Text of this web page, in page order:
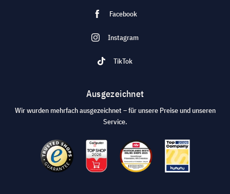
Facebook
Instagram
TikTok
Ausgezeichnet
Wir wurden mehrfach ausgezeichnet – für unsere Preise und unseren
Service.